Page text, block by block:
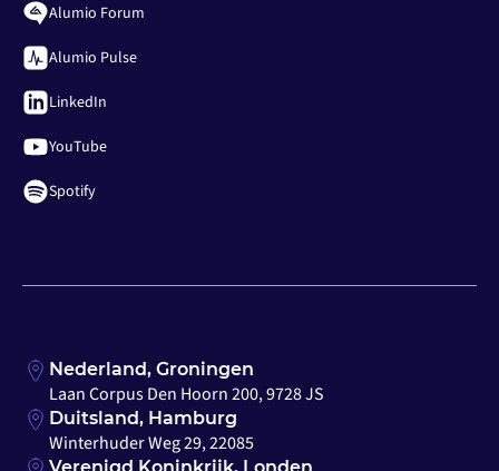
Alumio Forum
Alumio Pulse
LinkedIn
YouTube
Spotify
Nederland, Groningen
Laan Corpus Den Hoorn 200, 9728 JS
Duitsland, Hamburg
Winterhuder Weg 29, 22085